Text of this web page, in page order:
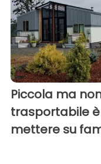
Piccola ma
trasportabile
mettere su